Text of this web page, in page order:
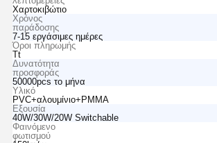
Χαρτοκιβώτιο
Χρόνος
παράδοσης
7-15 εργάσιμες ημέρες
Όροι πληρωμής
Tt
Δυνατότητα
προσφοράς
50000pcs το μήνα
Υλικό
PVC+αλουμίνιο+PMMA
Εξουσία
40W/30W/20W Switchable
Φαινόμενο
φωτισμού